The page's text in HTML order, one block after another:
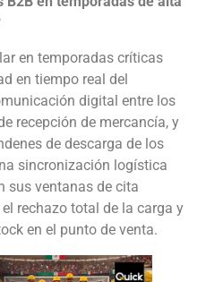
en temporadas críticas
en tiempo real del
digital entre los
recepción de mercancía, y
de descarga de los
sincronización logística
sus ventanas de cita
rechazo total de la carga y
en el punto de venta.